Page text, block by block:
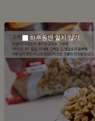
하루동안 열지 않기